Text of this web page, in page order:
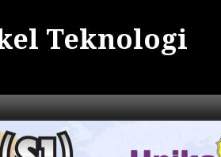
Teknologi